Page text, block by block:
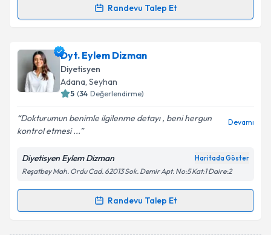
Randevu Talep Et
Randevu Takvimi Talebi
Dyt. Büşra Erdoganiçin randevu takvimi talebi
oluşturun. Size bu uzmandan randevu almanız için bir
takvim hazırlandığında e-posta ile bilgilendireceğiz.
Kişisel verilerimin işlenmesine ilişkin
Aydınlatma
Metni'ni okudum ve kişisel verilerimin belirtilen
kapsamda işlenmesini kabul ediyorum.
Dyt. Eylem Dizman
Diyetisyen
Adana, Seyhan
5 (34 Değerlendirme)
Dokturumun benimle ilgilenme detayı , beni hergun
kontrol etmesi ...
Devamı
Diyetisyen Eylem Dizman Haritada Göster
Reşatbey Mah. Ordu Cad. 62013 Sok. Demir Apt. No:5 Kat:1 Daire:2
Randevu Talep Et
Randevu Takvimi Talebi